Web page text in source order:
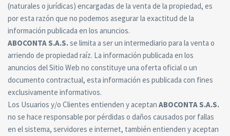
(naturales o jurídicas) encargadas de la venta de la propiedad, es
por esta razón que no podemos asegurar la exactitud de la
información publicada en los anuncios.
ABOCONTA S.A.S.se limita a ser un intermediario para la venta o
arriendo de propiedad raíz. La información publicada en los
anuncios del Sitio Web no constituye una oferta oficial o un
documento contractual, esta información es publicada con fines
exclusivamente informativos.
Los Usuarios y/o Clientes entienden y aceptan ABOCONTA S.A.S.
no se hace responsable por pérdidas o daños causados por fallas
en el sistema, servidores e internet, también entienden y aceptan